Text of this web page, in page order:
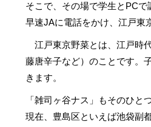
そこで、その場で学生とPC
早速JAに電話をかけ、江戸東
江戸東京野菜とは、江戸時
藤唐辛子など）のことです。
きます。
「雑司ヶ谷ナス」もそのひと
現在、豊島区といえば池袋副